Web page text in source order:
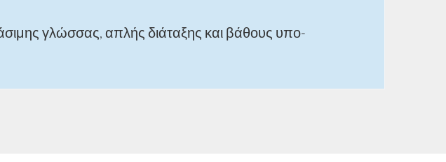
γλώσσας, απλής διάταξης και βάθους υπο-